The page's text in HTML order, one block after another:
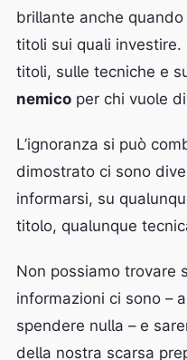
brillante anche
titoli sui quali investire.
titoli, sulle tecniche e
nemico per chi vuole
L’ignoranza si può
dimostrato ci sono
informarsi, su
titolo, qualunque
Non possiamo trovare
informazioni ci sono –
spendere nulla – e
della nostra scarsa